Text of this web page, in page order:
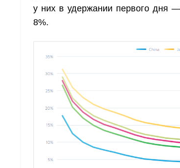
у них в удержании первого дня
8%.